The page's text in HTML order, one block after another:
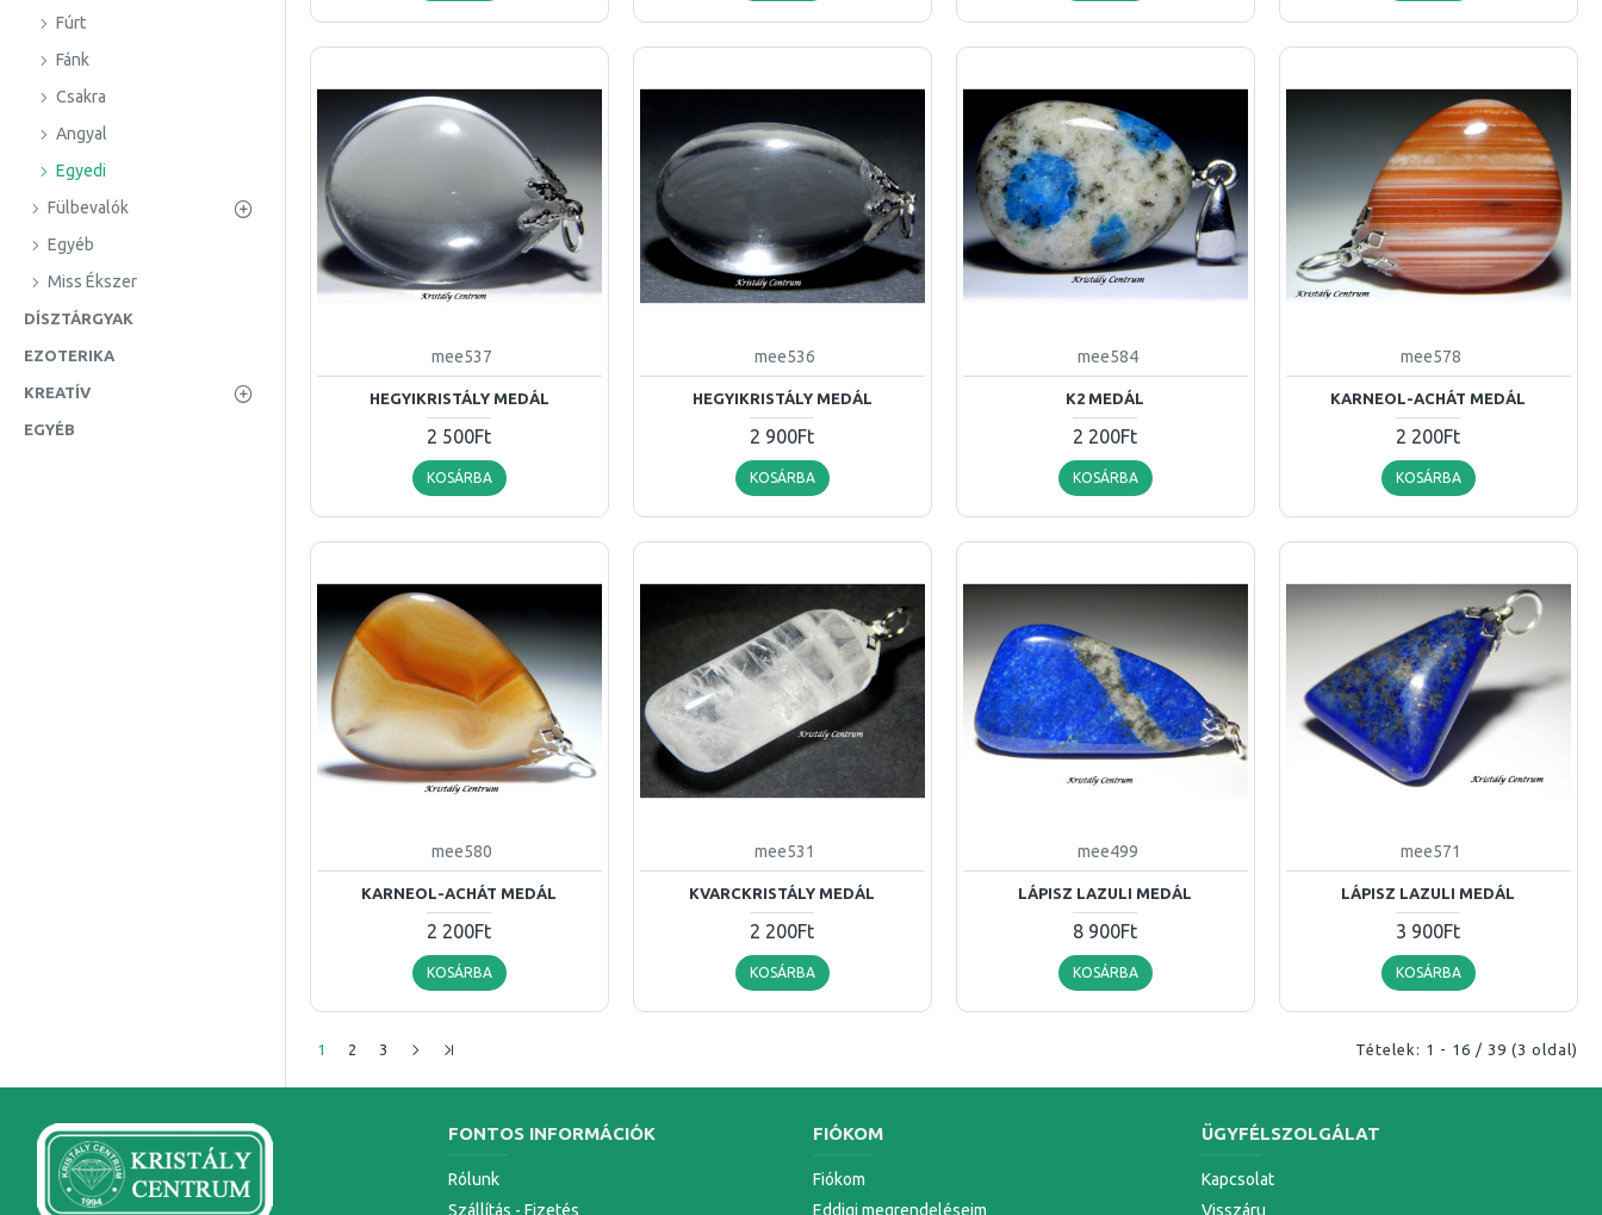
Turmalin
Unakit
Vaskvarc
Wollastonit
Zambezit
Zebra
achát
fluorit
hesszonittal
Fúrt
Fánk
Csakra
Angyal
Egyedi
Fülbevalók
Egyéb
Miss Ékszer
DÍSZTÁRGYAK
EZOTERIKA
KREATÍV
EGYÉB
mee537
HEGYIKRISTÁLY MEDÁL
2 500Ft
KOSÁRBA
mee536
HEGYIKRISTÁLY MEDÁL
2 900Ft
KOSÁRBA
mee584
K2 MEDÁL
2 200Ft
KOSÁRBA
mee578
KARNEOL-ACHÁT MEDÁL
2 200Ft
KOSÁRBA
mee580
KARNEOL-ACHÁT MEDÁL
2 200Ft
KOSÁRBA
mee531
KVARCKRISTÁLY MEDÁL
2 200Ft
KOSÁRBA
mee499
LÁPISZ LAZULI MEDÁL
8 900Ft
KOSÁRBA
mee571
LÁPISZ LAZULI MEDÁL
3 900Ft
KOSÁRBA
1 2 3 Tételek: 1 - 16 / 39 (3 oldal)
FONTOS INFORMÁCIÓK
Rólunk
Szállítás - Fizetés
FIÓKOM
Fiókom
Eddigi megrendeléseim
ÜGYFÉLSZOLGÁLAT
Kapcsolat
Visszáru